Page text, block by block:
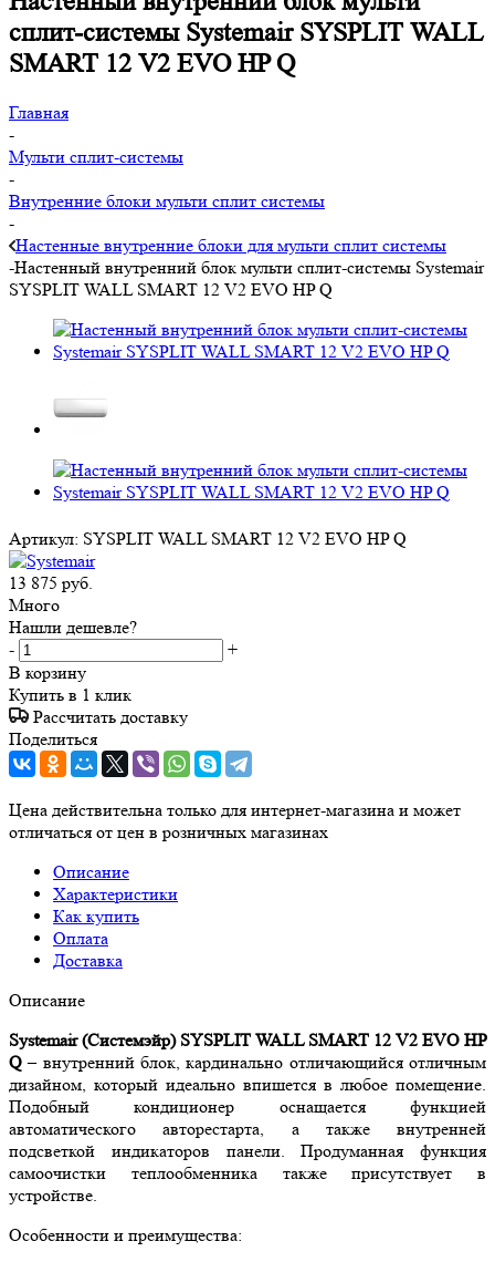
сплит-системы Systemair SYSPLIT WALL
SMART 12 V2 EVO HP Q
Главная
-
Мульти сплит-системы
-
Внутренние блоки мульти сплит системы
-
Настенные внутренние блоки для мульти сплит системы
-Настенный внутренний блок мульти сплит-системы Systemair
SYSPLIT WALL SMART 12 V2 EVO HP Q
Артикул: SYSPLIT WALL SMART 12 V2 EVO HP Q
13 875 руб.
Много
Нашли дешевле?
-
+
В корзину
Купить в 1 клик
Рассчитать доставку
Поделиться
Цена действительна только для интернет-магазина и может
отличаться от цен в розничных магазинах
Описание
Характеристики
Как купить
Оплата
Доставка
Описание
Systemair(Системэйр) SYSPLIT WALL SMART 12 V2 EVO HP
Q – внутренний блок, кардинально отличающийся отличным
дизайном, который идеально впишется в любое помещение.
Подобный кондиционер оснащается функцией
автоматического авторестарта, а также внутренней
подсветкой индикаторов панели. Продуманная функция
самоочистки теплообменника также присутствует в
устройстве.
Особенности и преимущества: